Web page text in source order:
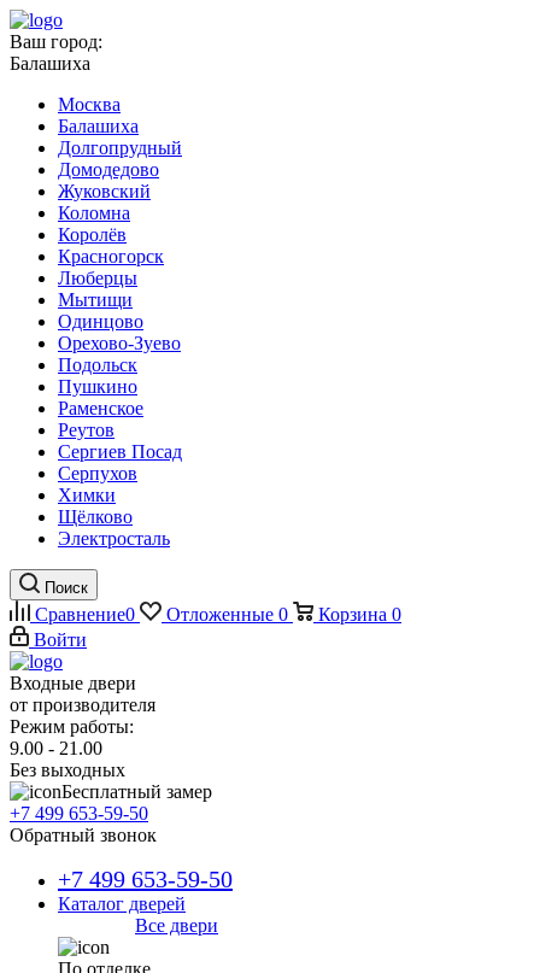
Ваш город:
Балашиха
Москва
Балашиха
Долгопрудный
Домодедово
Жуковский
Коломна
Королёв
Красногорск
Люберцы
Мытищи
Одинцово
Орехово-Зуево
Подольск
Пушкино
Раменское
Реутов
Сергиев Посад
Серпухов
Химки
Щёлково
Электросталь
Поиск
Сравнение0 Отложенные 0 Корзина 0
Войти
Входные двери
от производителя
Режим работы:
9.00 - 21.00
Без выходных
Бесплатный замер
+7 499 653-59-50
Обратный звонок
+7 499 653-59-50
Каталог дверей
Все двери
По отделке